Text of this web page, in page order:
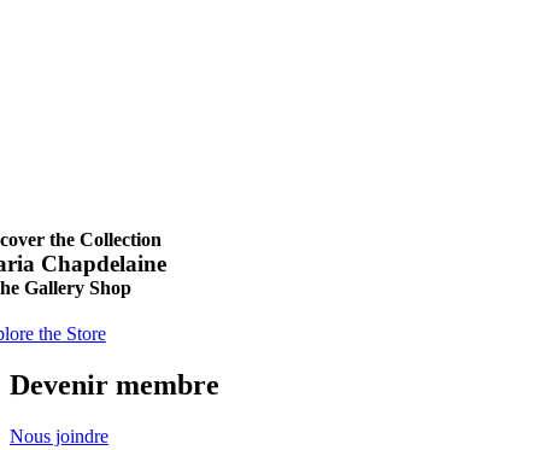
the Collection
Chapdelaine
Gallery Shop
the Store
Devenir membre
Nous joindre